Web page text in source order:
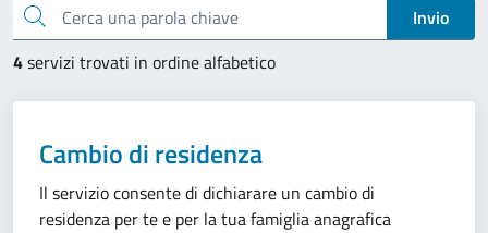
Cerca una parola chiave
Invio
4servizi trovati in ordine alfabetico
Cambio di residenza
Il servizio consente di dichiarare un cambio di
residenza per te e per la tua famiglia anagrafica